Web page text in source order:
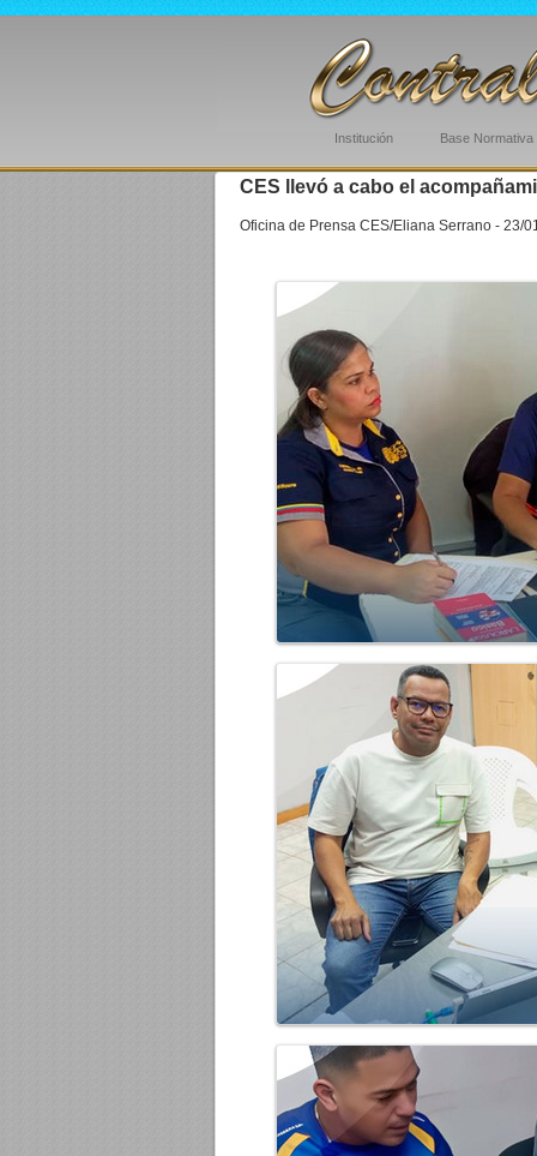
Institución Base Normativa
CES llevó a cabo el
Oficina de Prensa CES/Eliana Serrano - 23/